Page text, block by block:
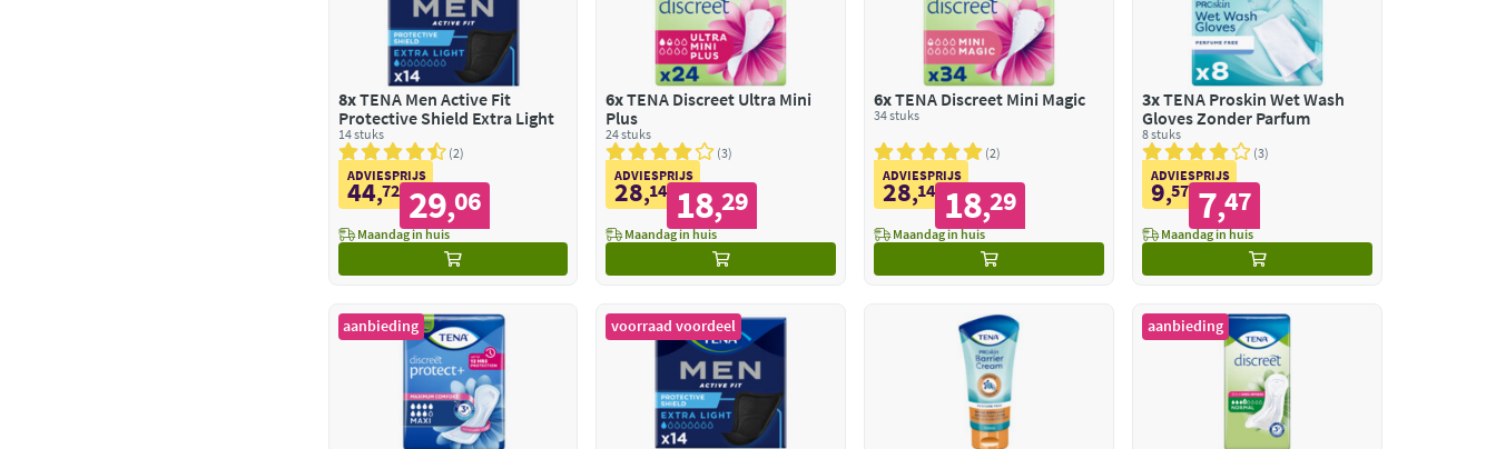
8xTENA Men Active Fit
Protective Shield Extra Light
14 stuks
2
ADVIESPRIJS
44,72 29,06
Maandag in huis
6xTENA Discreet Ultra Mini
Plus
24 stuks
3
ADVIESPRIJS
28,14 18,29
Maandag in huis
6xTENA Discreet Mini Magic
34 stuks
2
ADVIESPRIJS
28,14 18,29
Maandag in huis
3xTENA Proskin Wet Wash
Gloves Zonder Parfum
8 stuks
3
ADVIESPRIJS
9,57 7,47
Maandag in huis
aanbieding voorraad voordeel aanbieding